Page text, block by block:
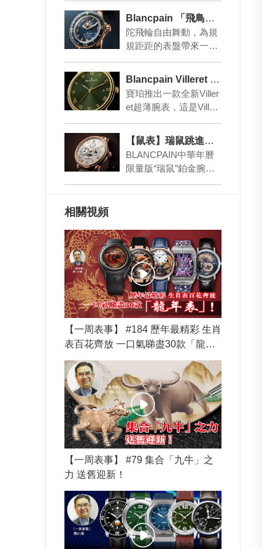
作出第一枚潛水腕表五
十㖊…
Blancpain 「飛鳥」陀飛輪
陀飛輪自由舞動，為規
規距距的表盤帶來一番
潛水腕表，更在表盤
上…
Blancpain Villeret 首現一片綠
寶珀推出一款全新Viller
et超薄腕表，這是Viller
盤，搭配黃金表殼，…
【鼠表】瑞鼠跳進中華年曆
BLANCPAIN中華年曆
限量版“瑞鼠”鉑金腕表
相關視頻
【一周表事】 #184 歷年最精彩 生肖
表百花齊放 一口氣睇盡30款「龍年
表」！
【一周表事】 #79 集合「九牛」之
力 送舊迎新！